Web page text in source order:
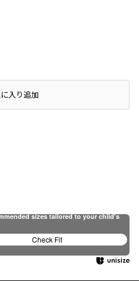
入り追加
sizes tailored to your child's
Check Fit